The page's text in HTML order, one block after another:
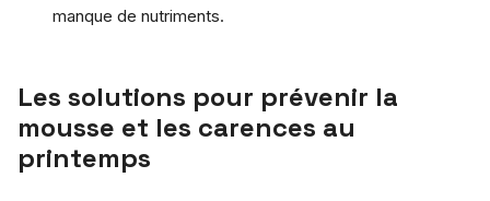
manque de nutriments.
Les solutions pour prévenir la
mousse et les carences au
printemps